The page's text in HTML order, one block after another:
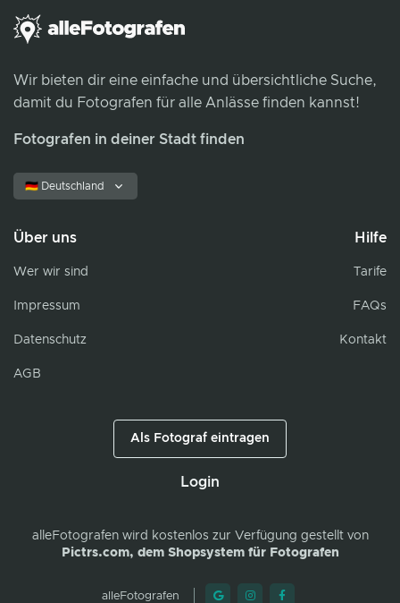
Wir bieten dir eine einfache und übersichtliche Suche,
damit du Fotografen für alle Anlässe finden kannst!
Fotografen in deiner Stadt finden
🇩🇪 Deutschland
Über uns
Wer wir sind
Impressum
Datenschutz
AGB
Hilfe
Tarife
FAQs
Kontakt
Als Fotograf eintragen
Login
alleFotografenwird kostenlos zur Verfügung gestellt von
Pictrs.com, dem Shopsystem für Fotografen
alleFotografen